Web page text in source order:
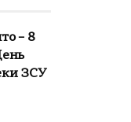
– 8
ЗСУ